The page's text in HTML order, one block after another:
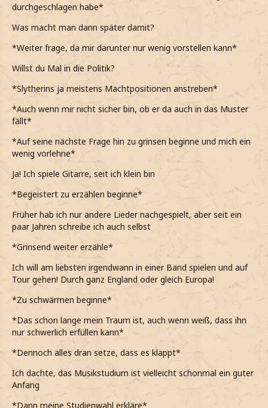
durchgeschlagen habe*
Was macht man dann später damit?
*Weiter frage, da mir darunter nur wenig vorstellen kann*
Willst du Mal in die Politik?
*Slytherins ja meistens Machtpositionen anstreben*
*Auch wenn mir nicht sicher bin, ob er da auch in das Muster
fällt*
*Auf seine nächste Frage hin zu grinsen beginne und mich ein
wenig vorlehne*
Ja! Ich spiele Gitarre, seit ich klein bin
*Begeistert zu erzählen beginne*
Früher hab ich nur andere Lieder nachgespielt, aber seit ein
paar Jahren schreibe ich auch selbst
*Grinsend weiter erzähle*
Ich will am liebsten irgendwann in einer Band spielen und auf
Tour gehen! Durch ganz England oder gleich Europa!
*Zu schwärmen beginne*
*Das schon lange mein Traum ist, auch wenn weiß, dass ihn
nur schwerlich erfüllen kann*
*Dennoch alles dran setze, dass es klappt*
Ich dachte, das Musikstudium ist vielleicht schonmal ein guter
Anfang
*Dann meine Studienwahl erkläre*